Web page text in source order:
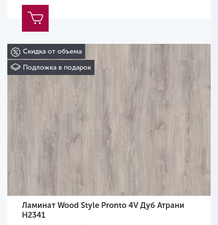
Скидка от объема
Подложка в подарок
Ламинат Wood Style Pronto 4V Дуб Атрани
H2341